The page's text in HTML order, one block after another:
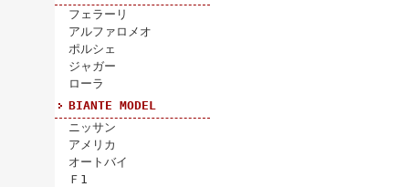
フェラーリ
アルファロメオ
ポルシェ
ジャガー
ローラ
BIANTE MODEL
ニッサン
アメリカ
オートバイ
Ｆ1